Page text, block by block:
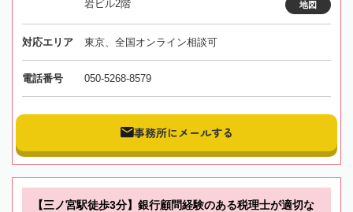
岩ビル2階
地図
対応エリア 東京、全国オンライン相談可
電話番号 050-5268-8579
事務所にメールする
【三ノ宮駅徒歩3分】銀行顧問経験のある税理士が適切な